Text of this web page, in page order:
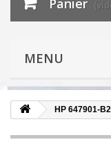
Panier
MENU
HP 647901-